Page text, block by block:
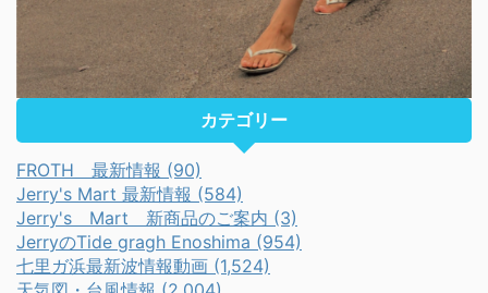
カテゴリー
FROTH 最新情報 (90)
Jerry's Mart 最新情報 (584)
Jerry's Mart 新商品のご案内 (3)
JerryのTide gragh Enoshima (954)
七里ガ浜最新波情報動画 (1,524)